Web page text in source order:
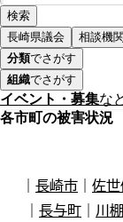
長崎県議会
相談機
分類でさがす
組織でさがす
イベント・募集な
各市町の被害状況
長崎市 佐
長与町 川